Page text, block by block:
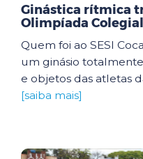
Ginástica rítmica
Olimpíada Colegial
Quem foi ao SESI
um ginásio
e objetos das atletas
[saiba mais]